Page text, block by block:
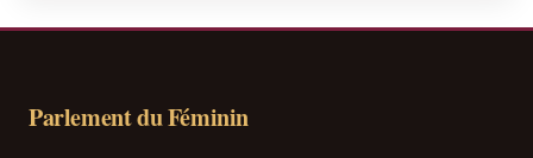
Parlement du Féminin